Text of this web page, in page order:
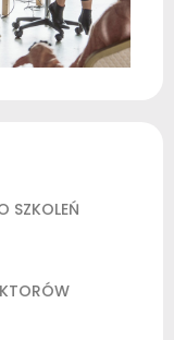
SZKOLEŃ